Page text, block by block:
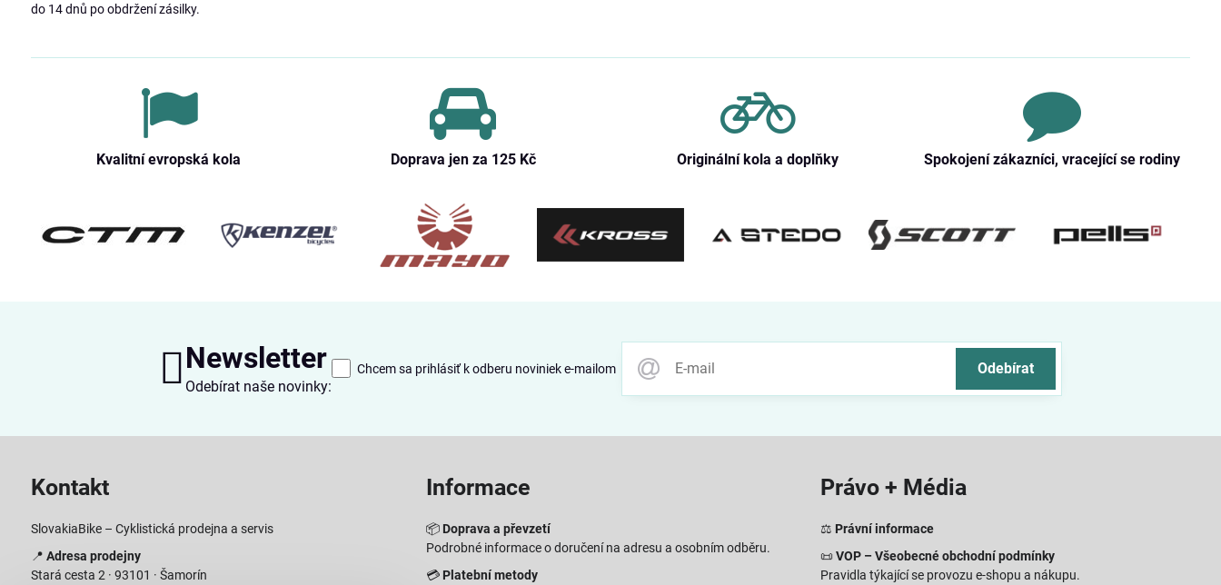
do 14 dnů po obdržení zásilky.
Kvalitní evropská kola Doprava jen za 125 Kč Originální kola a doplňky Spokojení zákazníci, vracející se rodiny
Newsletter
Odebírat naše novinky:
Odebírat
Chcem sa prihlásiť k odberu noviniek e-mailom
Kontakt
SlovakiaBike – Cyklistická prodejna a servis
📍 Adresa prodejny
Stará cesta 2 · 93101 · Šamorín
Informace
📦 Doprava a převzetí
Podrobné informace o doručení na adresu a osobním odběru.
💳 Platební metody
Právo + Média
⚖️ Právní informace
📜VOP – Všeobecné obchodní podmínky
Pravidla týkající se provozu e-shopu a nákupu.